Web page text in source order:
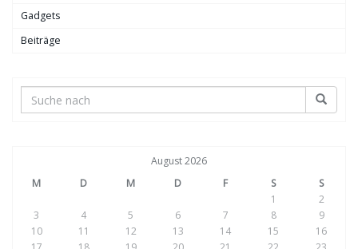
Gadgets
Beiträge
August 2026
M
D M D F S
S
1
2
3
4 5 6 7 8
9
10
11 12 13 14 15
16